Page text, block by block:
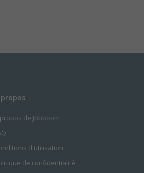
propos
de Jobboom
d'utilisation
de confidentialité